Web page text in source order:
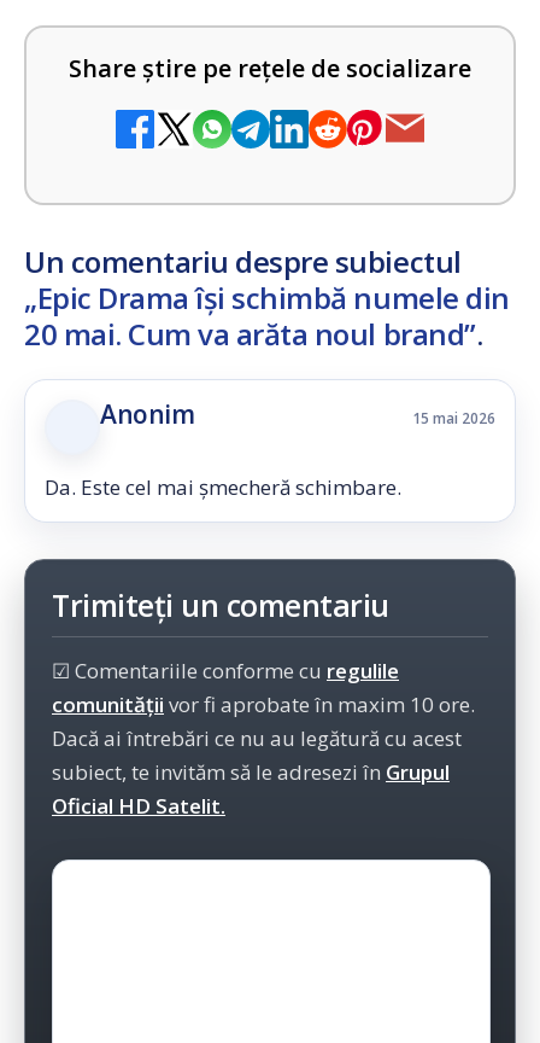
Share știre pe rețele de socializare
Un comentariu despre subiectul
„Epic Drama își schimbă numele din
20 mai. Cum va arăta noul brand”.
Anonim 15 mai 2026
Da. Este cel mai șmecheră schimbare.
Trimiteți un comentariu
☑ Comentariile conforme cu regulile
comunității vor fi aprobate în maxim 10 ore.
Dacă ai întrebări ce nu au legătură cu acest
subiect, te invităm să le adresezi în Grupul
Oficial HD Satelit.